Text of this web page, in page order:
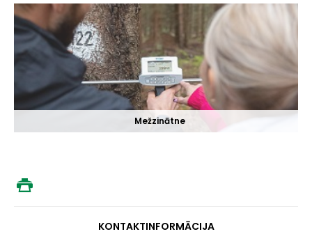
Mežzinātne
KONTAKTINFORMĀCIJA